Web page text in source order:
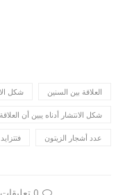
العلاقة بين السنين شكل
شكل الانتشار أدناه يبين أن
عدد أشجار الزيتون